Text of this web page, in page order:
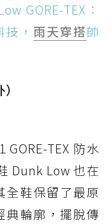
GORE-TEX：
， 雨天穿搭帥
TEX 防水
Dunk Low 也在
全鞋保留了最原
典輪廓，擺脫傳